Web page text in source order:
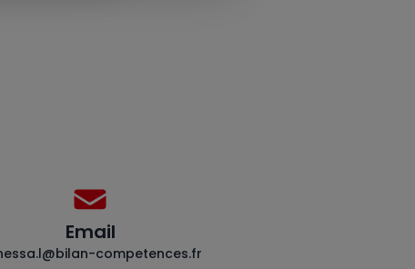
Email
competences.fr